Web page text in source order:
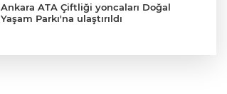
Ankara ATA Çiftliği yoncaları Doğal
Yaşam Parkı'na ulaştırıldı